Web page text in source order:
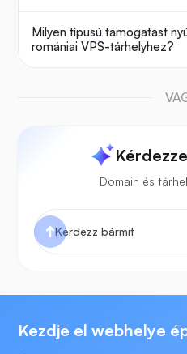
Milyen típusú támogatást
romániai VPS-tárhelyhez?
Domain és
Kezdje el webhelye